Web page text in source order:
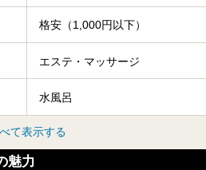
格安（1,000円以下）
エステ・マッサージ
水風呂
て表示する
魅力